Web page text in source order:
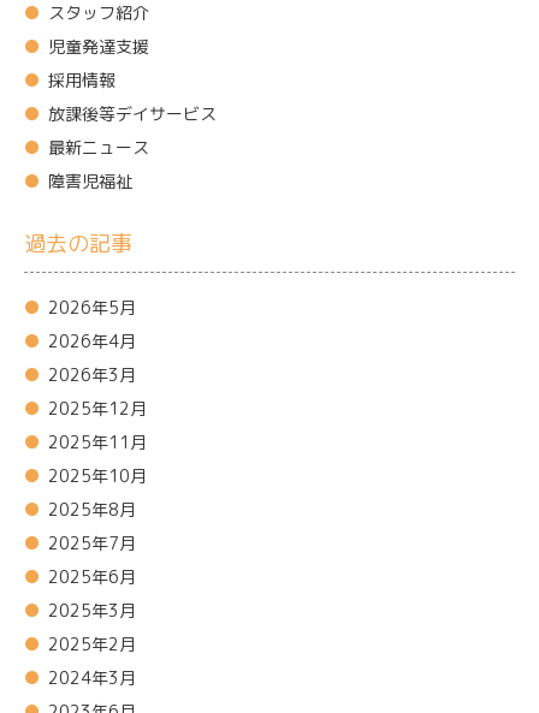
スタッフ紹介
児童発達支援
採用情報
放課後等デイサービス
最新ニュース
障害児福祉
過去の記事
2026年5月
2026年4月
2026年3月
2025年12月
2025年11月
2025年10月
2025年8月
2025年7月
2025年6月
2025年3月
2025年2月
2024年3月